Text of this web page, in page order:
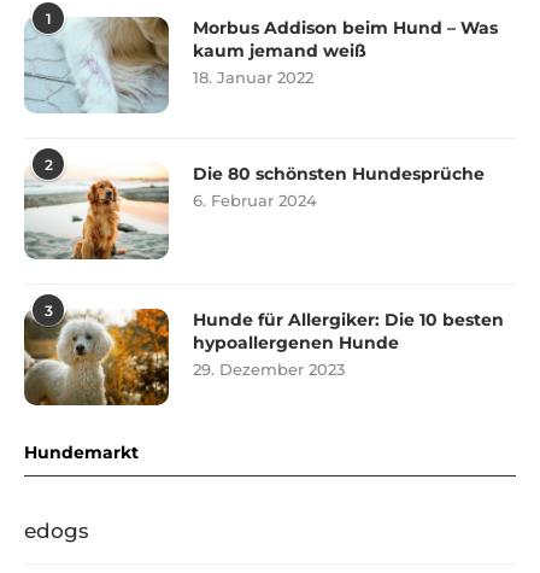
1
Morbus Addison beim Hund – Was
kaum jemand weiß
18. Januar 2022
2 Die 80 schönsten Hundesprüche
6. Februar 2024
3
Hunde für Allergiker: Die 10 besten
hypoallergenen Hunde
29. Dezember 2023
Hundemarkt
edogs